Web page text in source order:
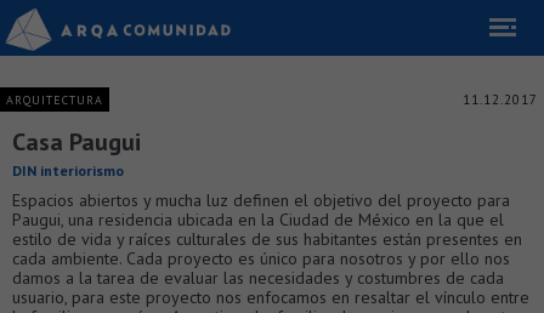
ARQUITECTURA 11.12.2017
Casa Paugui
DIN interiorismo
Espacios abiertos y mucha luz definen el objetivo del proyecto para
Paugui, una residencia ubicada en la Ciudad de México en la que el
estilo de vida y raíces culturales de sus habitantes están presentes en
cada ambiente. Cada proyecto es único para nosotros y por ello nos
damos a la tarea de evaluar las necesidades y costumbres de cada
usuario, para este proyecto nos enfocamos en resaltar el vínculo entre